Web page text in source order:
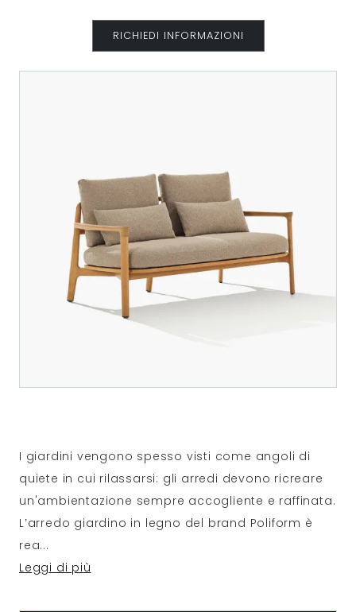
RICHIEDI INFORMAZIONI
I giardini vengono spesso visti come angoli di
quiete in cui rilassarsi: gli arredi devono ricreare
un'ambientazione sempre accogliente e raffinata.
L’arredo giardino in legno del brand Poliform è
rea...
Leggi di più